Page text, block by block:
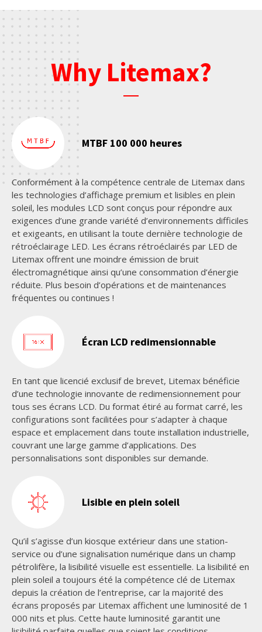
Why Litemax?
MTBF 100 000 heures
Conformément à la compétence centrale de Litemax dans
les technologies d’affichage premium et lisibles en plein
soleil, les modules LCD sont conçus pour répondre aux
exigences d’une grande variété d’environnements difficiles
et exigeants, en utilisant la toute dernière technologie de
rétroéclairage LED. Les écrans rétroéclairés par LED de
Litemax offrent une moindre émission de bruit
électromagnétique ainsi qu’une consommation d’énergie
réduite. Plus besoin d’opérations et de maintenances
fréquentes ou continues !
Écran LCD redimensionnable
En tant que licencié exclusif de brevet, Litemax bénéficie
d’une technologie innovante de redimensionnement pour
tous ses écrans LCD. Du format étiré au format carré, les
configurations sont facilitées pour s’adapter à chaque
espace et emplacement dans toute installation industrielle,
couvrant une large gamme d’applications. Des
personnalisations sont disponibles sur demande.
Lisible en plein soleil
Qu’il s’agisse d’un kiosque extérieur dans une station-
service ou d’une signalisation numérique dans un champ
pétrolifère, la lisibilité visuelle est essentielle. La lisibilité en
plein soleil a toujours été la compétence clé de Litemax
depuis la création de l’entreprise, car la majorité des
écrans proposés par Litemax affichent une luminosité de 1
000 nits et plus. Cette haute luminosité garantit une